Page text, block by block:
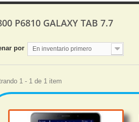
P6810 GALAXY TAB 7.7
por En inventario primero
1 - 1 de 1 item